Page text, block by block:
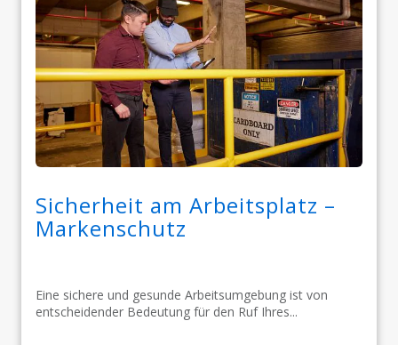
Sicherheit am Arbeitsplatz –
Markenschutz
Eine sichere und gesunde Arbeitsumgebung ist von
entscheidender Bedeutung für den Ruf Ihres...